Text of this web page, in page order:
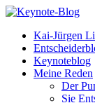
Kai-Jürgen
Keynoteblog
Meine Reden
Der
Sie